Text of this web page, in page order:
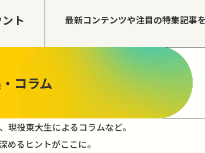
ト 最新コンテンツや注目の特集記事
コラム
現役東大生によるコラムなど。
めるヒントがここに。